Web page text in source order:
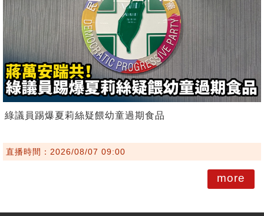
綠議員踢爆夏莉絲疑餵幼童過期食品
直播時間：2026/08/07 09:00
more